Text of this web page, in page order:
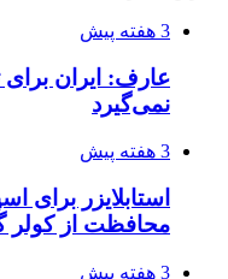
3 هفته پیش
عارف: ایران
نمی‌گیرد
3 هفته پیش
استابلایزر برای
محافظت از کولر
3 هفته پیش